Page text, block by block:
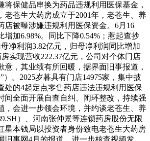
将保健品串换为药品违规利用医保基金，
老苍生大药房成立于2001年，老苍生、养
店被曝涉嫌违规利用医保资金。6月16
增加6.98%。同比下降0.54%；惹起查抄
净利润3.82亿元，归母净利润同比增加
实现营收222.37亿元，公司对个体门店
意，其业绩有所回暖，据界面旧事报道，
）。2025岁暮具有门店14975家，集中披
处的4起定点零售药店违法违规利用医保
间全面开展自查自纠、闭环整改，持续强
，会进一步领会环境，并约谈老苍生、养
）、河南张仲景等连锁药房股份无限
星本钱局以投资者身份致电老苍生大药房
旧事网4月的报道，进一步核查视频发